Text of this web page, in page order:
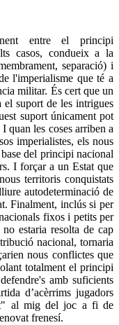
entre el principi
casos, condueix a la
separació) i
l'imperialisme que té a
militar. És cert que un
el suport de les intrigues
suport únicament pot
quan les coses arriben a
imperialistes, els nous
del principi nacional
I forçar a un Estat que
territoris conquistats
autodeterminació de
Finalment, inclús si per
fixos i petits per
estaria resolta de cap
nacional, tornaria
nous conflictes que
totalment el principi
amb suficients
d’acèrrims jugadors
al mig del joc a fi de
frenesí.